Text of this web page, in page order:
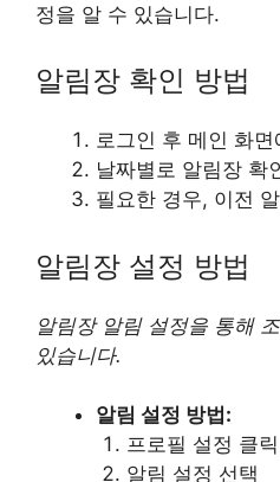
정을 알 수 있습니다.
알림장 확인 방법
로그인 후 메인 화면
날짜별로 알림장 확
필요한 경우, 이전
알림장 설정 방법
알림장 알림 설정을 통해
있습니다.
알림 설정 방법:
프로필 설정 클릭
알림 설정 선택